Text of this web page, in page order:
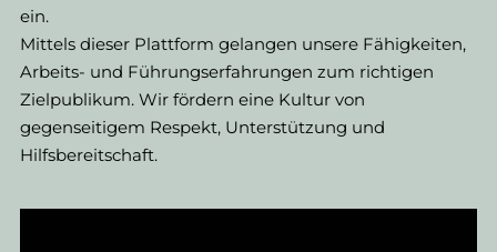
ein.
Mittels dieser Plattform gelangen unsere Fähigkeiten,
Arbeits- und Führungserfahrungen zum richtigen
Zielpublikum. Wir fördern eine Kultur von
gegenseitigem Respekt, Unterstützung und
Hilfsbereitschaft. ​